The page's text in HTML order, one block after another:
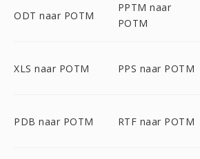
ODT naar POTM
PPTM naar
POTM
XLS naar POTM PPS naar POTM
PDB naar POTM RTF naar POTM